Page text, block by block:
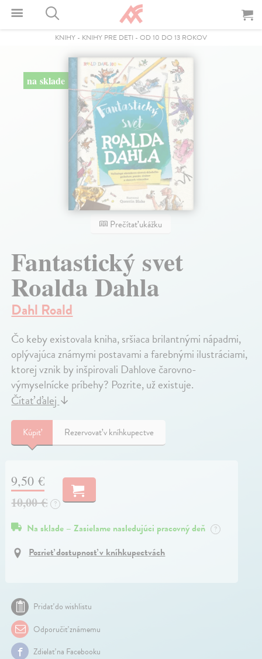
KNIHY - KNIHY PRE DETI - OD 10 DO 13 ROKOV
na sklade
Prečítať ukážku
Fantastický svet
Roalda Dahla
Dahl Roald
Čo keby existovala kniha, sršiaca brilantnými nápadmi,
oplývajúca známymi postavami a farebnými ilustráciami,
ktorej vznik by inšpirovali Dahlove čarovno-
výmyselnícke príbehy? Pozrite, už existuje.
Čítať ďalej↓
Kúpiť Rezervovať v kníhkupectve
9,50 €
10,00 €
?
Na sklade – Zasielame nasledujúci pracovný deň ?
Pozrieť dostupnosť v kníhkupectvách
Pridať do wishlistu
Odporučiť známemu
Zdielať na Facebooku